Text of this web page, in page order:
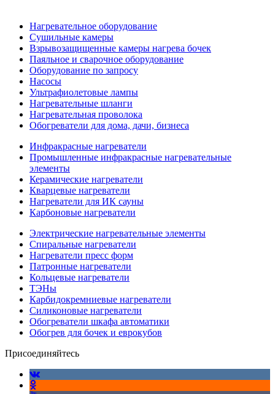
Нагревательное оборудование
Сушильные камеры
Взрывозащищенные камеры нагрева бочек
Паяльное и сварочное оборудование
Оборудование по запросу
Насосы
Ультрафиолетовые лампы
Нагревательные шланги
Нагревательная проволока
Обогреватели для дома, дачи, бизнеса
Инфракрасные нагреватели
Промышленные инфракрасные нагревательные
элементы
Керамические нагреватели
Кварцевые нагреватели
Нагреватели для ИК сауны
Карбоновые нагреватели
Электрические нагревательные элементы
Спиральные нагреватели
Нагреватели пресс форм
Патронные нагреватели
Кольцевые нагреватели
ТЭНы
Карбидокремниевые нагреватели
Силиконовые нагреватели
Обогреватели шкафа автоматики
Обогрев для бочек и еврокубов
Присоединяйтесь